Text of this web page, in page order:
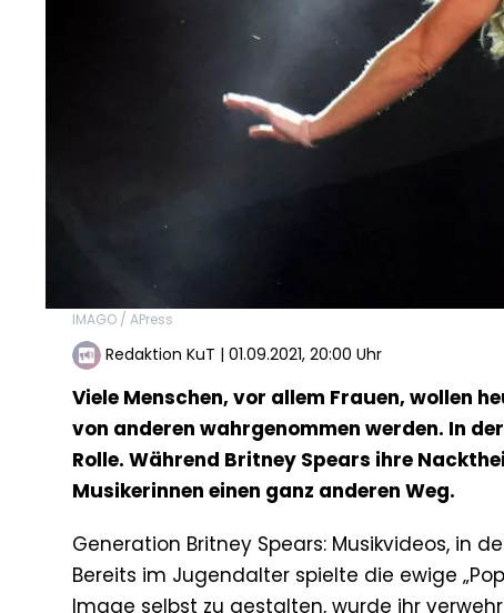
IMAGO / APress
Redaktion KuT | 01.09.2021, 20:00 Uhr
Viele Menschen, vor allem Frauen, wollen
von anderen wahrgenommen werden. In
Rolle. Während Britney Spears ihre
Musikerinnen einen ganz anderen Weg.
Generation Britney Spears: Musikvideos, in
Bereits im Jugendalter spielte die ewige
Image selbst zu gestalten, wurde ihr